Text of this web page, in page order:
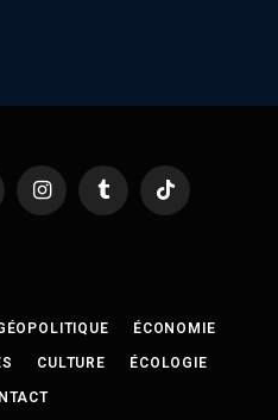
InstagramTumblr TikTok
ÉCONOMIE
CULTURE ÉCOLOGIE